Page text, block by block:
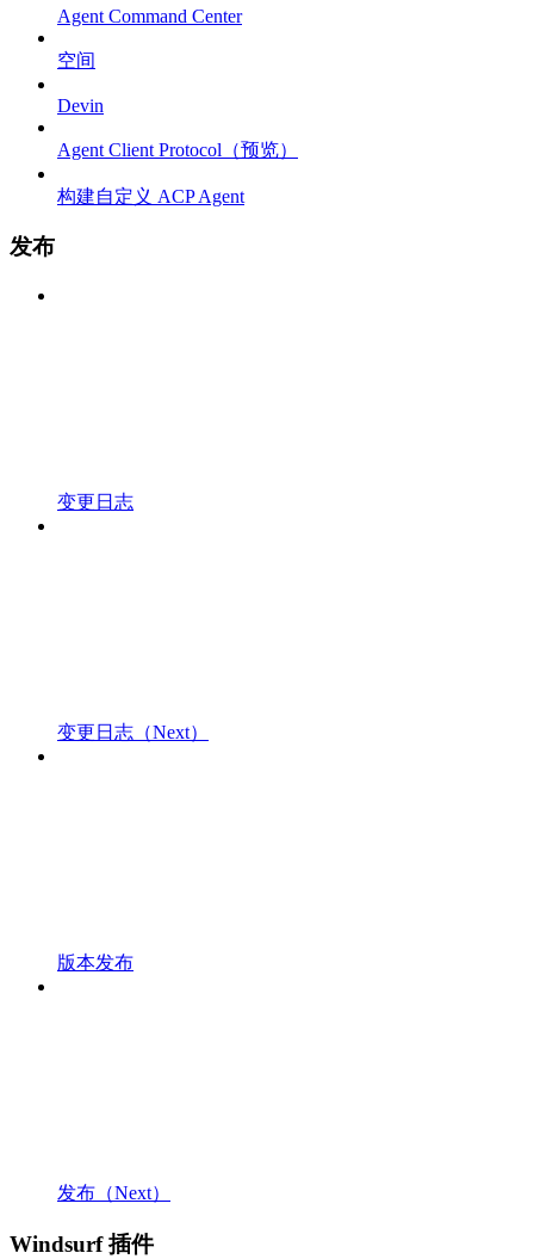
Agent Command Center
空间
Devin
Agent Client Protocol（预览）
构建自定义 ACP Agent
发布
变更日志
变更日志（Next）
版本发布
发布（Next）
Windsurf 插件